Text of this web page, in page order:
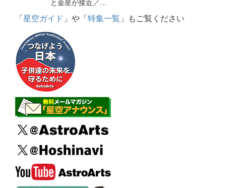
「星空ガイド 」や「特集一覧 」もご覧ください